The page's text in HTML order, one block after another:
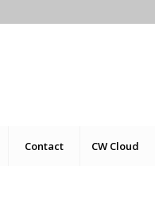
Contact CW Cloud